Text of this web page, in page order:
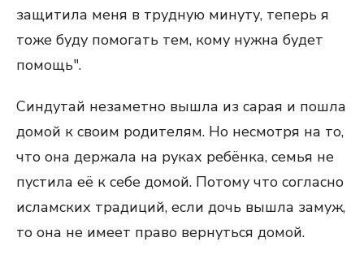
защитила меня в трудную минуту, теперь я
тоже буду помогать тем, кому нужна будет
помощь".
Синдутай незаметно вышла из сарая и пошла
домой к своим родителям. Но несмотря на то,
что она держала на руках ребёнка, семья не
пустила её к себе домой. Потому что согласно
исламских традиций, если дочь вышла замуж,
то она не имеет право вернуться домой.